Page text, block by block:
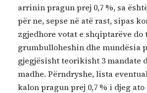
arrinin pragun prej 0,7 %, sa
për ne, sepse në atë rast, sipas
zgjedhore votat e shqiptarëve do
grumbulloheshin dhe mundësia
gjegjësisht teorikisht 3 mandate
madhe. Përndryshe, lista
kalon pragun prej 0,7 % i djeg ato